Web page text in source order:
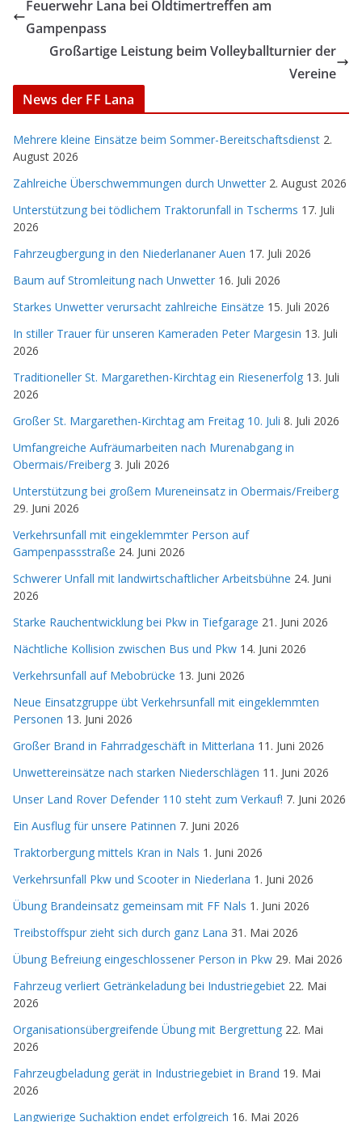
Feuerwehr Lana bei Oldtimertreffen am
Gampenpass
Großartige Leistung beim Volleyballturnier der
Vereine
News der FF Lana
Mehrere kleine Einsätze beim Sommer-Bereitschaftsdienst 2.
August 2026
Zahlreiche Überschwemmungen durch Unwetter 2. August 2026
Unterstützung bei tödlichem Traktorunfall in Tscherms 17. Juli
2026
Fahrzeugbergung in den Niederlananer Auen 17. Juli 2026
Baum auf Stromleitung nach Unwetter 16. Juli 2026
Starkes Unwetter verursacht zahlreiche Einsätze 15. Juli 2026
In stiller Trauer für unseren Kameraden Peter Margesin 13. Juli
2026
Traditioneller St. Margarethen-Kirchtag ein Riesenerfolg 13. Juli
2026
Großer St. Margarethen-Kirchtag am Freitag 10. Juli 8. Juli 2026
Umfangreiche Aufräumarbeiten nach Murenabgang in
Obermais/Freiberg 3. Juli 2026
Unterstützung bei großem Mureneinsatz in Obermais/Freiberg
29. Juni 2026
Verkehrsunfall mit eingeklemmter Person auf
Gampenpassstraße 24. Juni 2026
Schwerer Unfall mit landwirtschaftlicher Arbeitsbühne 24. Juni
2026
Starke Rauchentwicklung bei Pkw in Tiefgarage 21. Juni 2026
Nächtliche Kollision zwischen Bus und Pkw 14. Juni 2026
Verkehrsunfall auf Mebobrücke 13. Juni 2026
Neue Einsatzgruppe übt Verkehrsunfall mit eingeklemmten
Personen 13. Juni 2026
Großer Brand in Fahrradgeschäft in Mitterlana 11. Juni 2026
Unwettereinsätze nach starken Niederschlägen 11. Juni 2026
Unser Land Rover Defender 110 steht zum Verkauf! 7. Juni 2026
Ein Ausflug für unsere Patinnen 7. Juni 2026
Traktorbergung mittels Kran in Nals 1. Juni 2026
Verkehrsunfall Pkw und Scooter in Niederlana 1. Juni 2026
Übung Brandeinsatz gemeinsam mit FF Nals 1. Juni 2026
Treibstoffspur zieht sich durch ganz Lana 31. Mai 2026
Übung Befreiung eingeschlossener Person in Pkw 29. Mai 2026
Fahrzeug verliert Getränkeladung bei Industriegebiet 22. Mai
2026
Organisationsübergreifende Übung mit Bergrettung 22. Mai
2026
Fahrzeugbeladung gerät in Industriegebiet in Brand 19. Mai
2026
Langwierige Suchaktion endet erfolgreich 16. Mai 2026